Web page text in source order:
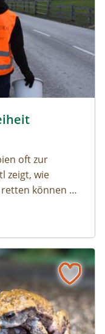
oft zur
zeigt, wie
können –